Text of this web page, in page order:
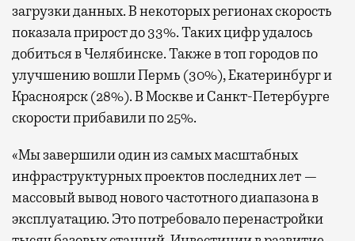
загрузки данных. В некоторых регионах скорость
показала прирост до 33%. Таких цифр удалось
добиться в Челябинске. Также в топ городов по
улучшению вошли Пермь (30%), Екатеринбург и
Красноярск (28%). В Москве и Санкт-Петербурге
скорости прибавили по 25%.
«Мы завершили один из самых масштабных
инфраструктурных проектов последних лет —
массовый вывод нового частотного диапазона в
эксплуатацию. Это потребовало перенастройки